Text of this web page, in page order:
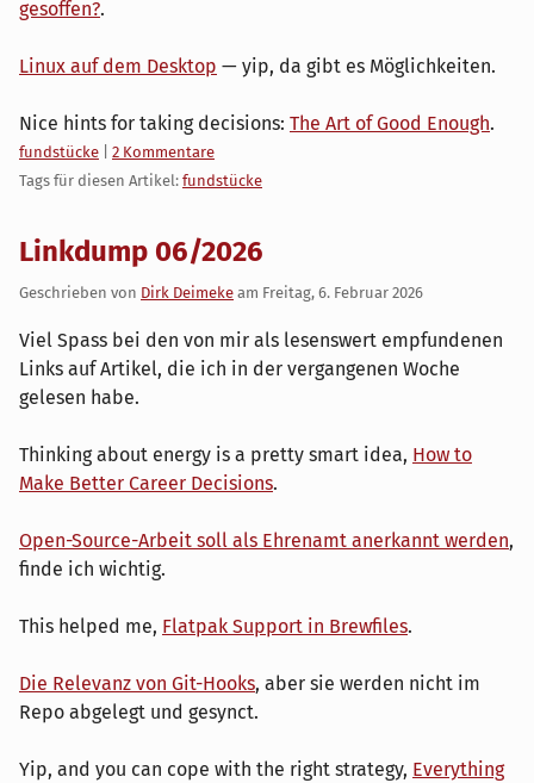
gesoffen?.
Linux auf dem Desktop — yip, da gibt es Möglichkeiten.
Nice hints for taking decisions: The Art of Good Enough.
Kategorien:
fundstücke
2 Kommentare
Tags für diesen Artikel: fundstücke
Linkdump 06/2026
Geschrieben von Dirk Deimeke am Freitag, 6. Februar 2026
Viel Spass bei den von mir als lesenswert empfundenen
Links auf Artikel, die ich in der vergangenen Woche
gelesen habe.
Thinking about energy is a pretty smart idea, How to
Make Better Career Decisions.
Open-Source-Arbeit soll als Ehrenamt anerkannt werden,
finde ich wichtig.
This helped me, Flatpak Support in Brewfiles.
Die Relevanz von Git-Hooks, aber sie werden nicht im
Repo abgelegt und gesynct.
Yip, and you can cope with the right strategy, Everything